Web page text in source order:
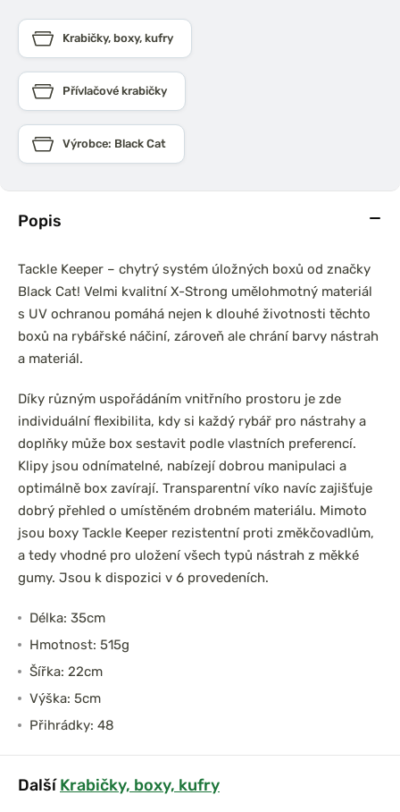
Popis
Tackle Keeper – chytrý systém úložných boxů od značky
Black Cat! Velmi kvalitní X-Strong umělohmotný materiál
s UV ochranou pomáhá nejen k dlouhé životnosti těchto
boxů na rybářské náčiní, zároveň ale chrání barvy nástrah
a materiál.
Díky různým uspořádáním vnitřního prostoru je zde
individuální flexibilita, kdy si každý rybář pro nástrahy a
doplňky může box sestavit podle vlastních preferencí.
Klipy jsou odnímatelné, nabízejí dobrou manipulaci a
optimálně box zavírají. Transparentní víko navíc zajišťuje
dobrý přehled o umístěném drobném materiálu. Mimoto
jsou boxy Tackle Keeper rezistentní proti změkčovadlům,
a tedy vhodné pro uložení všech typů nástrah z měkké
gumy. Jsou k dispozici v 6 provedeních.
Délka: 35cm
Hmotnost: 515g
Šířka: 22cm
Výška: 5cm
Přihrádky: 48
DalšíKrabičky, boxy, kufry
Krabičky, boxy, kufry
Přívlačové krabičky
Výrobce: Black Cat